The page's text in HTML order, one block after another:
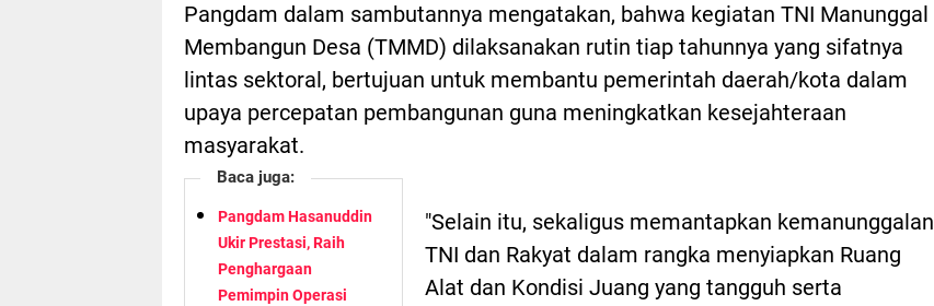
Pangdam dalam sambutannya mengatakan, bahwa kegiatan TNI Manunggal
Membangun Desa (TMMD) dilaksanakan rutin tiap tahunnya yang sifatnya
lintas sektoral, bertujuan untuk membantu pemerintah daerah/kota dalam
upaya percepatan pembangunan guna meningkatkan kesejahteraan
masyarakat.
Baca juga:
Pangdam Hasanuddin
Ukir Prestasi, Raih
Penghargaan
Pemimpin Operasi
"Selain itu, sekaligus memantapkan kemanunggalan
TNI dan Rakyat dalam rangka menyiapkan Ruang
Alat dan Kondisi Juang yang tangguh serta